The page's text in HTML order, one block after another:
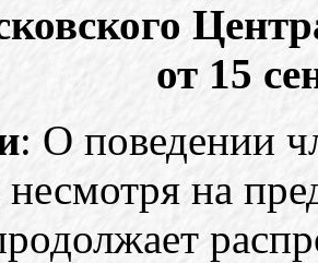
от 15
: О поведении
на